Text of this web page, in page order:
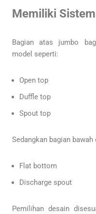
Memiliki
Bagian atas jumbo
model seperti:
Open top
Duffle top
Spout top
Sedangkan bagian
Flat bottom
Discharge spout
Pemilihan desain